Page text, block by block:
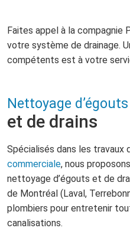
Faites appel à la compagnie
votre système de drainage.
compétents est à votre
Nettoyage d’égouts
et de drains
Spécialisés dans les travaux
commerciale, nous
nettoyage d’égouts et de
de Montréal (Laval,
plombiers pour entretenir
canalisations.